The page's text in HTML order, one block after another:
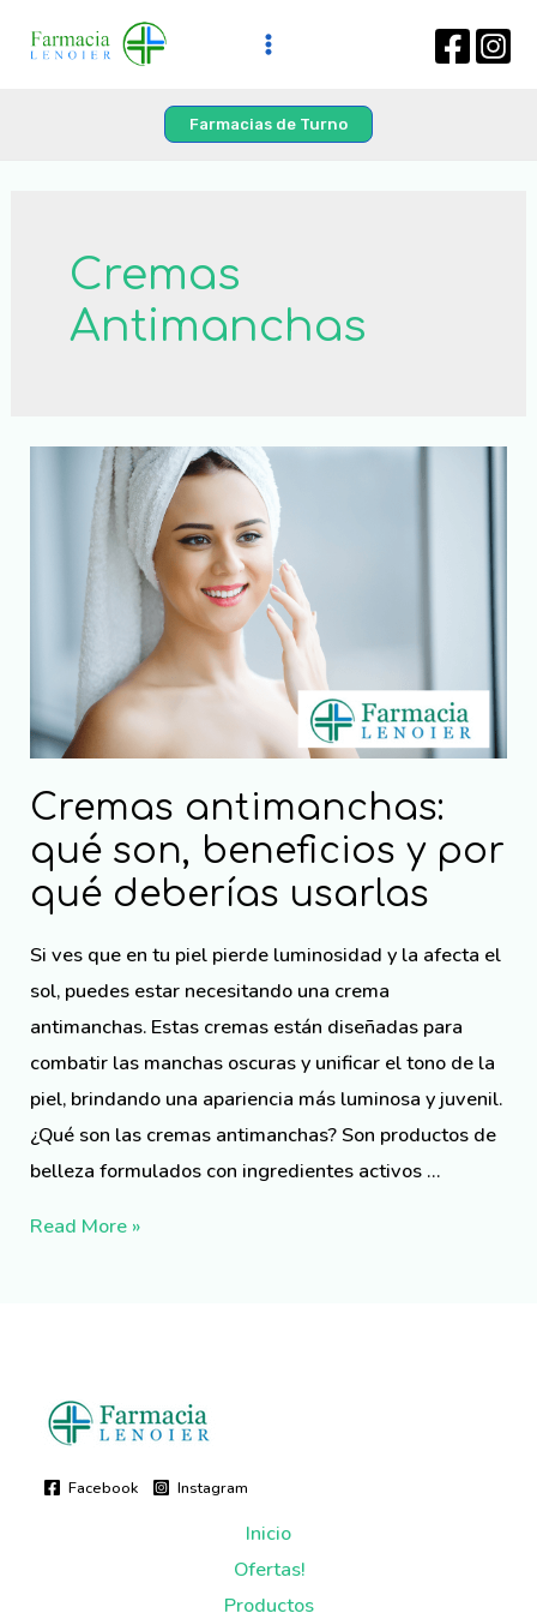
Farmacias de Turno
Cremas
Antimanchas
Cremas antimanchas:
qué son, beneficios y por
qué deberías usarlas
Si ves que en tu piel pierde luminosidad y la afecta el
sol, puedes estar necesitando una crema
antimanchas. Estas cremas están diseñadas para
combatir las manchas oscuras y unificar el tono de la
piel, brindando una apariencia más luminosa y juvenil.
¿Qué son las cremas antimanchas? Son productos de
belleza formulados con ingredientes activos …
Read More »
Facebook Instagram
Inicio
Ofertas!
Productos